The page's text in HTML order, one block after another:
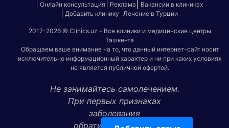
Онлайн консультация
Реклама
Вакансии в клиниках
Добавить клинику Лечение в Турции
2017-2026 © Clinics.uz - Все клиники и медицинские центры
Ташкента
Обращаем ваше внимание на то, что данный интернет-сайт носит
исключительно информационный характер и ни при каких условиях
не является публичной офертой.
Не занимайтесь самолечением.
При первых признаках
заболевания
обратитесь к врачу!